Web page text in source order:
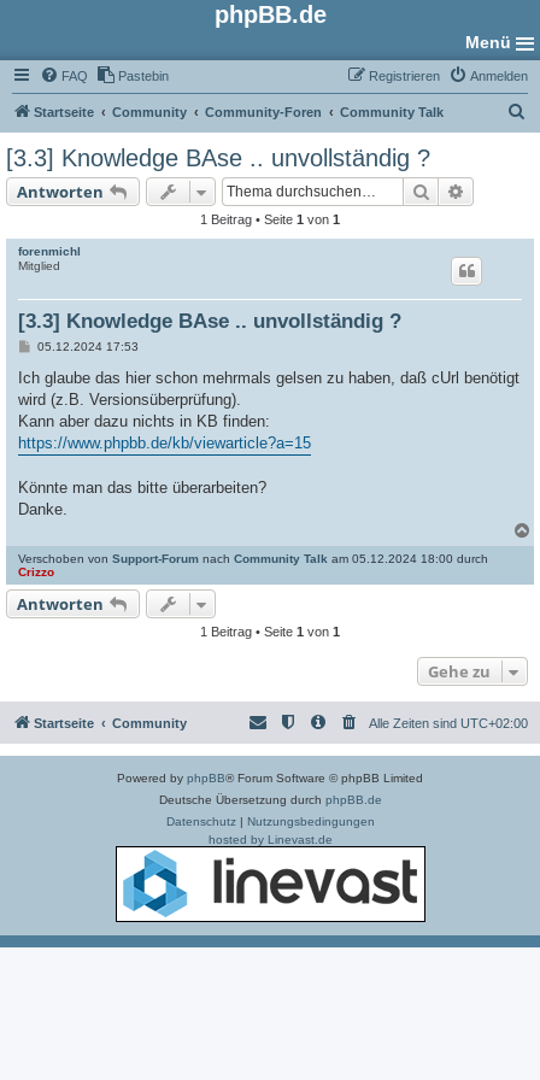
phpBB.de
Menü
FAQ Pastebin Anmelden
Registrieren
Startseite Community Community-Foren Community Talk
[3.3] Knowledge BAse .. unvollständig ?
Antworten Suche
1 Beitrag • Seite 1 von 1
forenmichl
Mitglied
[3.3] Knowledge BAse .. unvollständig ?
B
i
r
a
05.12.2024 17:53
Ich glaube das hier schon mehrmals gelsen zu haben, daß cUrl benötigt
wird (z.B. Versionsüberprüfung).
Kann aber dazu nichts in KB finden:
https://www.phpbb.de/kb/viewarticle?a=15
Könnte man das bitte überarbeiten?
Danke.
a
Verschoben von Support-Forum nach Community Talk am 05.12.2024 18:00 durch
Crizzo
Antworten
1 Beitrag • Seite 1 von 1
Gehe zu
Startseite Community Alle Zeiten sind UTC+02:00
Powered by phpBB® Forum Software © phpBB Limited
Deutsche Übersetzung durch phpBB.de
Datenschutz| Nutzungsbedingungen
hosted by Linevast.de